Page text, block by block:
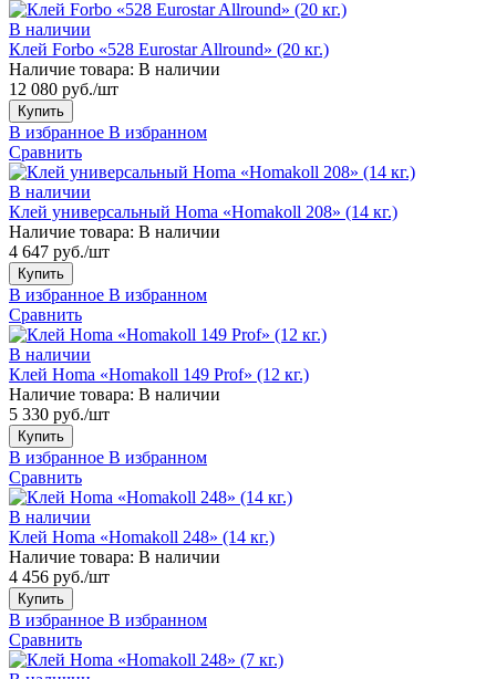
В наличии
Клей Forbo «528 Eurostar Allround» (20 кг.)
Наличие товара: В наличии
12 080 руб./шт
Купить
В избранное В избранном
Сравнить
В наличии
Клей универсальный Homa «Homakoll 208» (14 кг.)
Наличие товара: В наличии
4 647 руб./шт
Купить
В избранное В избранном
Сравнить
В наличии
Клей Homa «Homakoll 149 Prof» (12 кг.)
Наличие товара: В наличии
5 330 руб./шт
Купить
В избранное В избранном
Сравнить
В наличии
Клей Homa «Homakoll 248» (14 кг.)
Наличие товара: В наличии
4 456 руб./шт
Купить
В избранное В избранном
Сравнить